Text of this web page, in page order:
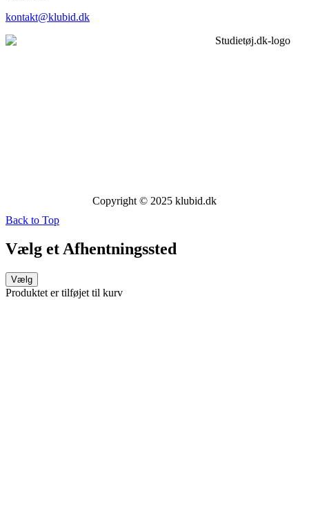
kontakt@klubid.dk
Copyright © 2025 klubid.dk
Back to Top
Vælg et Afhentningssted
Vælg
Produktet er tilføjet til kurv